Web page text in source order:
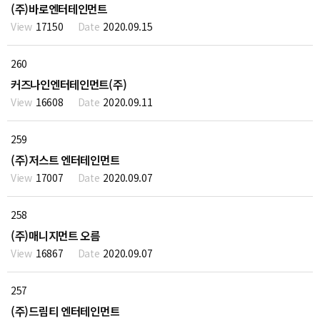
(주)바로엔터테인먼트
17150 2020.09.15
260
커즈나인엔터테인먼트(주)
16608 2020.09.11
259
(주)저스트 엔터테인먼트
17007 2020.09.07
258
(주)매니지먼트 오름
16867 2020.09.07
257
(주)드림티 엔터테인먼트